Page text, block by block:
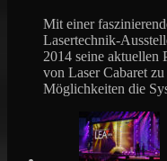
Mit einer
Lasertechnik-
2014 seine aktuellen
von Laser Cabaret
Möglichkeiten die